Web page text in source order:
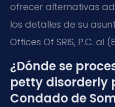
ofrecer alternativas
los detalles de su
Offices Of SRIS, P.C. al
¿Dónde se
petty disorderly
Condado de